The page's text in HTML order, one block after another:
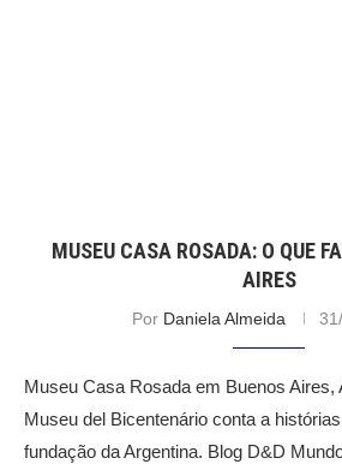
MUSEU CASA ROSADA: O QUE
AIRES
Por Daniela Almeida
Museu Casa Rosada em Buenos Aires,
Museu del Bicentenário conta a
fundação da Argentina. Blog D&D